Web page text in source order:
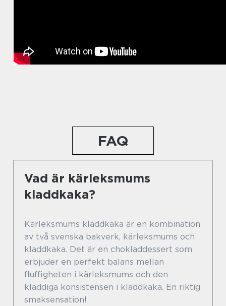
FAQ
Vad är kärleksmums
kladdkaka?
Kärleksmums kladdkaka är en kombination
av två svenska bakverk, kärleksmums och
kladdkaka. Det är en chokladdessert som
erbjuder en perfekt balans mellan
fluffigheten i kärleksmums och den
kladdiga konsistensen i kladdkaka. En riktig
smaksensation!